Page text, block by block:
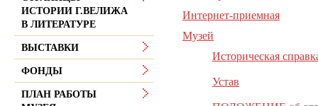
Интернет-приемная
Музей
Историческая
Устав
ИСТОРИИ Г.ВЕЛИЖА
В ЛИТЕРАТУРЕ
ВЫСТАВКИ
ФОНДЫ
ПЛАН РАБОТЫ